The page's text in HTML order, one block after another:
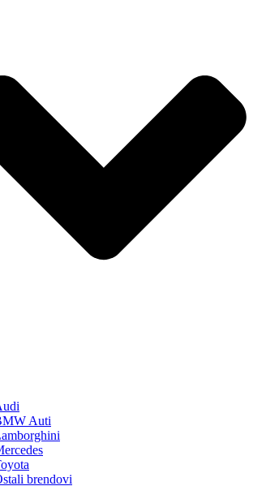
Auti
brendovi